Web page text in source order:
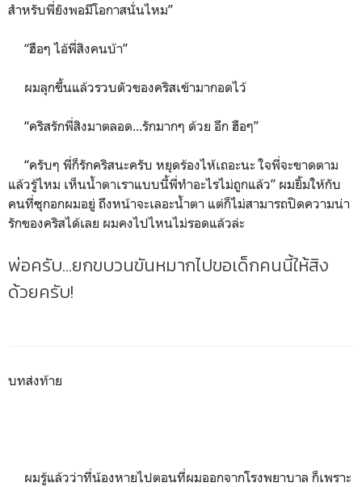
สำหรับพี่ยังพอมีโอกาสนั่นไหม”
“ฮือๆ ไอ้พี่สิงคนบ้า”
ผมลุกขึ้นแล้วรวบตัวของคริสเข้ามากอดไว้
“คริสรักพี่สิงมาตลอด...รักมากๆ ด้วย อึก ฮือๆ”
“ครับๆ พี่ก็รักคริสนะครับ หยุดร้องไห้เถอะนะ ใจพี่จะขาดตาม
แล้วรู้ไหม เห็นน้ำตาเราแบบนี้พี่ทำอะไรไม่ถูกแล้ว” ผมยิ้มให้กับ
คนที่ซุกอกผมอยู่ ถึงหน้าจะเลอะน้ำตา แต่ก็ไม่สามารถปิดความน่า
รักของคริสได้เลย ผมคงไปไหนไม่รอดแล้วล่ะ
พ่อครับ...ยกขบวนขันหมากไปขอเด็กคนนี้ให้สิง
ด้วยครับ!
บทส่งท้าย
ผมรู้แล้วว่าที่น้องหายไปตอนที่ผมออกจากโรงพยาบาล ก็เพราะ